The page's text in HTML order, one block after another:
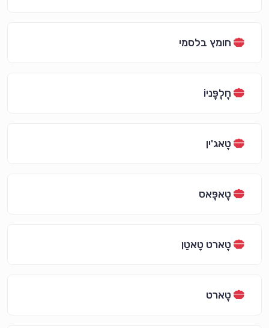
חומץ בלסמי
חָלָפֶּניוֹ
טָאג'ין
טָאפָּאס
טָארט טָאטֵן
טָארט